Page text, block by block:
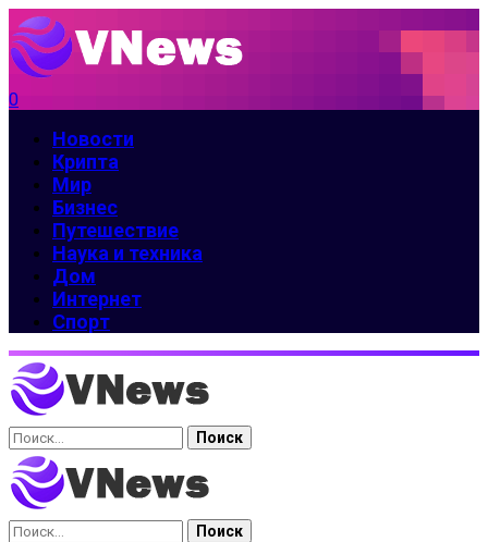
0
Новости
Крипта
Мир
Бизнес
Путешествие
Наука и техника
Дом
Интернет
Спорт
Найти:
Найти: